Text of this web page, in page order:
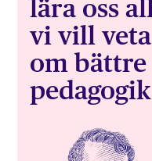
lära oss
vi vill veta
om bättre
pedagogik